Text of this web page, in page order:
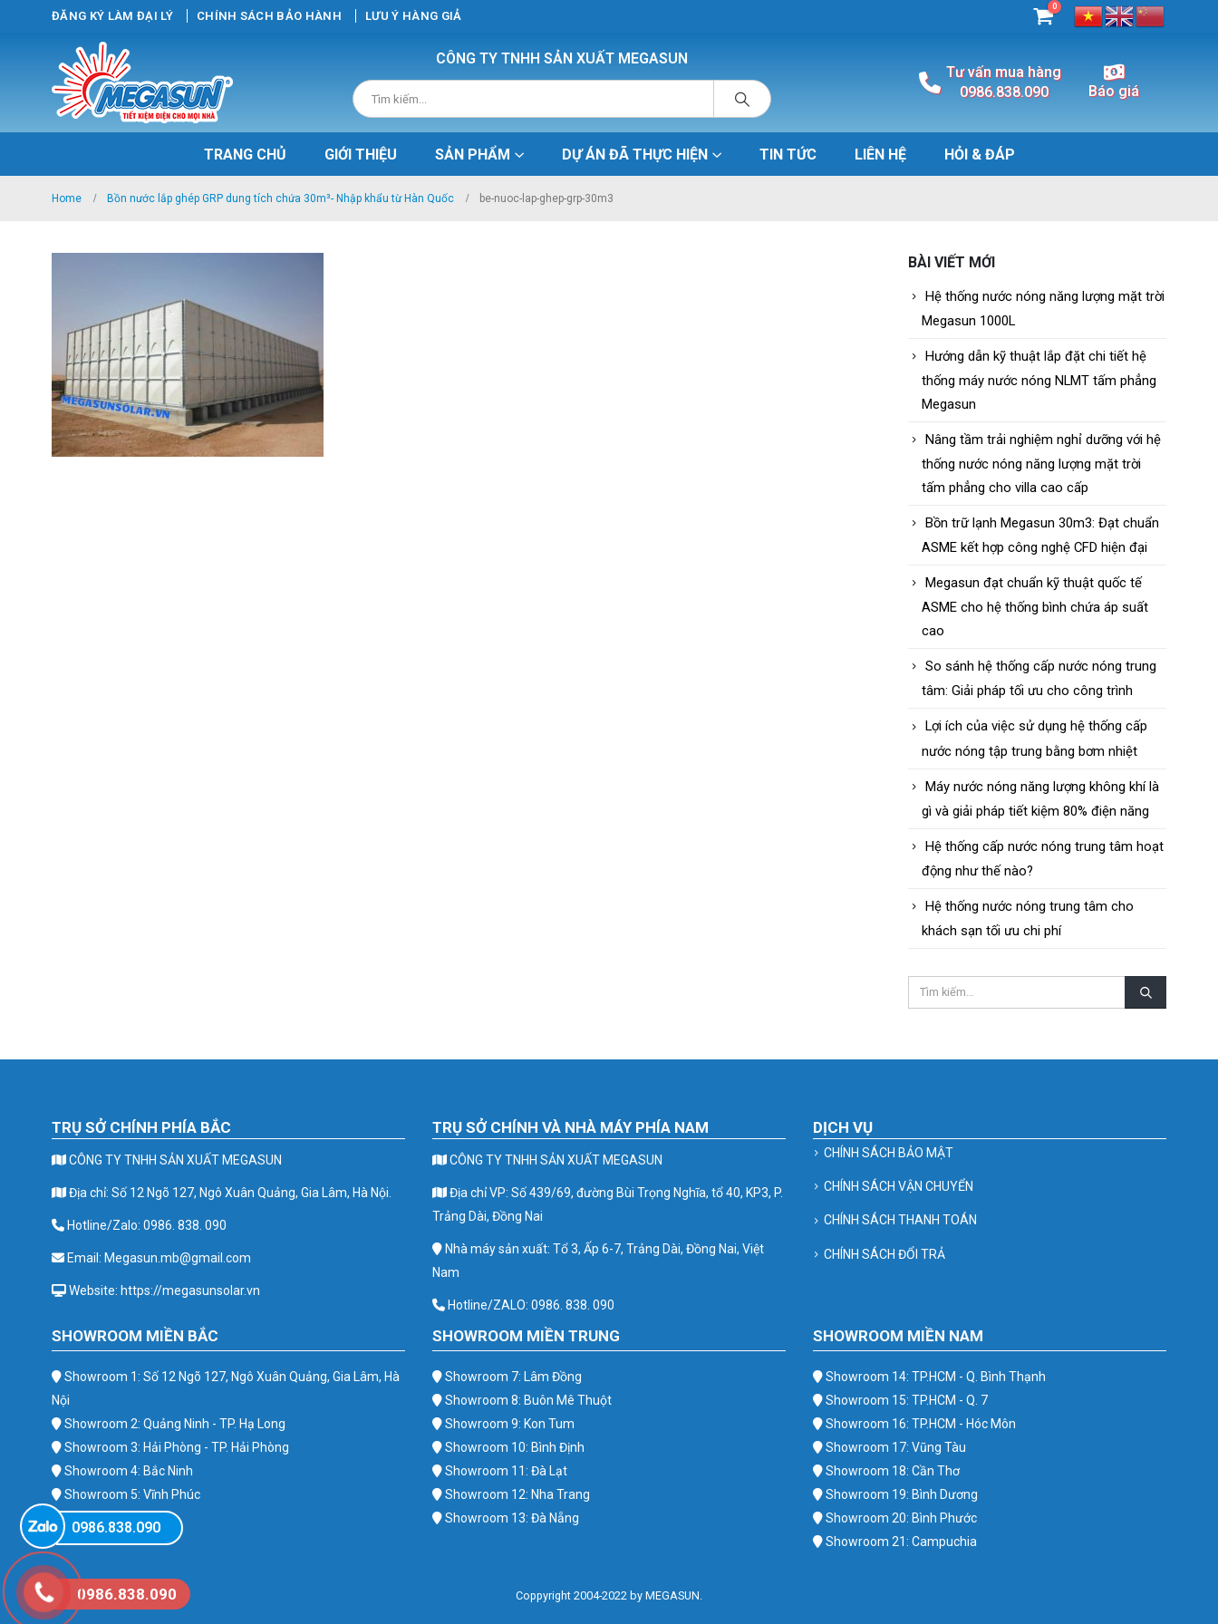
ĐĂNG KÝ LÀM ĐẠI LÝ CHÍNH SÁCH BẢO HÀNH LƯU Ý HÀNG GIẢ
0
CÔNG TY TNHH SẢN XUẤT MEGASUN
Tư vấn mua hàng
0986.838.090
Báo giá
TRANG CHỦ GIỚI THIỆU SẢN PHẨM DỰ ÁN ĐÃ THỰC HIỆN TIN TỨC LIÊN HỆ HỎI & ĐÁP
Home Bồn nước lắp ghép GRP dung tích chứa 30m³- Nhập khẩu từ Hàn Quốc be-nuoc-lap-ghep-grp-30m3
BÀI VIẾT MỚI
Hệ thống nước nóng năng lượng mặt trời
Megasun 1000L
Hướng dẫn kỹ thuật lắp đặt chi tiết hệ
thống máy nước nóng NLMT tấm phẳng
Megasun
Nâng tầm trải nghiệm nghỉ dưỡng với hệ
thống nước nóng năng lượng mặt trời
tấm phẳng cho villa cao cấp
Bồn trữ lạnh Megasun 30m3: Đạt chuẩn
ASME kết hợp công nghệ CFD hiện đại
Megasun đạt chuẩn kỹ thuật quốc tế
ASME cho hệ thống bình chứa áp suất
cao
So sánh hệ thống cấp nước nóng trung
tâm: Giải pháp tối ưu cho công trình
Lợi ích của việc sử dụng hệ thống cấp
nước nóng tập trung bằng bơm nhiệt
Máy nước nóng năng lượng không khí là
gì và giải pháp tiết kiệm 80% điện năng
Hệ thống cấp nước nóng trung tâm hoạt
động như thế nào?
Hệ thống nước nóng trung tâm cho
khách sạn tối ưu chi phí
TRỤ SỞ CHÍNH PHÍA BẮC
CÔNG TY TNHH SẢN XUẤT MEGASUN
Địa chỉ: Số 12 Ngõ 127, Ngô Xuân Quảng, Gia Lâm, Hà Nội.
Hotline/Zalo: 0986. 838. 090
Email: Megasun.mb@gmail.com
Website: https://megasunsolar.vn
TRỤ SỞ CHÍNH VÀ NHÀ MÁY PHÍA NAM
CÔNG TY TNHH SẢN XUẤT MEGASUN
Địa chỉ VP: Số 439/69, đường Bùi Trọng Nghĩa, tổ 40, KP3, P.
Trảng Dài, Đồng Nai
Nhà máy sản xuất: Tổ 3, Ấp 6-7, Trảng Dài, Đồng Nai, Việt
Nam
Hotline/ZALO: 0986. 838. 090
DỊCH VỤ
CHÍNH SÁCH BẢO MẬT
CHÍNH SÁCH VẬN CHUYỂN
CHÍNH SÁCH THANH TOÁN
CHÍNH SÁCH ĐỔI TRẢ
SHOWROOM MIỀN BẮC
Showroom 1: Số 12 Ngõ 127, Ngô Xuân Quảng, Gia Lâm, Hà
Nội
Showroom 2: Quảng Ninh - TP. Hạ Long
Showroom 3: Hải Phòng - TP. Hải Phòng
Showroom 4: Bắc Ninh
Showroom 5: Vĩnh Phúc
Showroom 6: Ba Vì
SHOWROOM MIỀN TRUNG
Showroom 7: Lâm Đồng
Showroom 8: Buôn Mê Thuột
Showroom 9: Kon Tum
Showroom 10: Bình Định
Showroom 11: Đà Lạt
Showroom 12: Nha Trang
Showroom 13: Đà Nẵng
SHOWROOM MIỀN NAM
Showroom 14: TP.HCM - Q. Bình Thạnh
Showroom 15: TP.HCM - Q. 7
Showroom 16: TP.HCM - Hóc Môn
Showroom 17: Vũng Tàu
Showroom 18: Cần Thơ
Showroom 19: Bình Dương
Showroom 20: Bình Phước
Showroom 21: Campuchia
Coppyright 2004-2022 by MEGASUN.
0986.838.090
0986.838.090